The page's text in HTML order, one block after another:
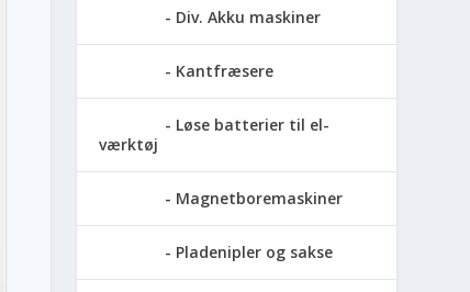
Div. Akku maskiner
Kantfræsere
Løse batterier til el-
værktøj
Magnetboremaskiner
Pladenipler og sakse